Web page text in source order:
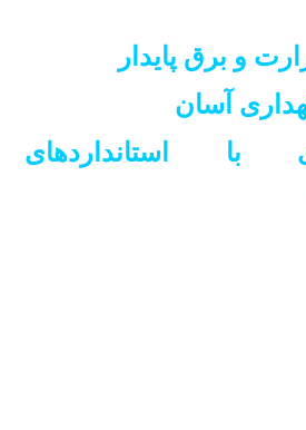
با استانداردهای